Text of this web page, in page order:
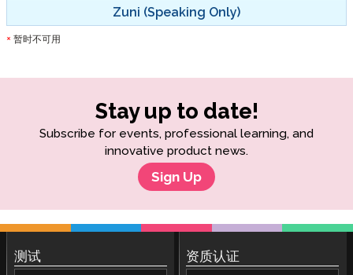
Zuni (Speaking Only)
* 暂时不可用
Stay up to date!
Subscribe for events, professional learning, and
innovative product news.
Sign Up
测试 资质认证